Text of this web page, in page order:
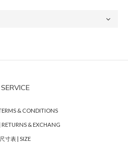
SERVICE
& CONDITIONS
& EXCHANG
尺寸表 | SIZE